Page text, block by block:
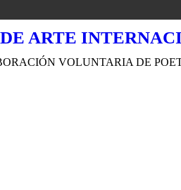
VOLUNTARIA DE